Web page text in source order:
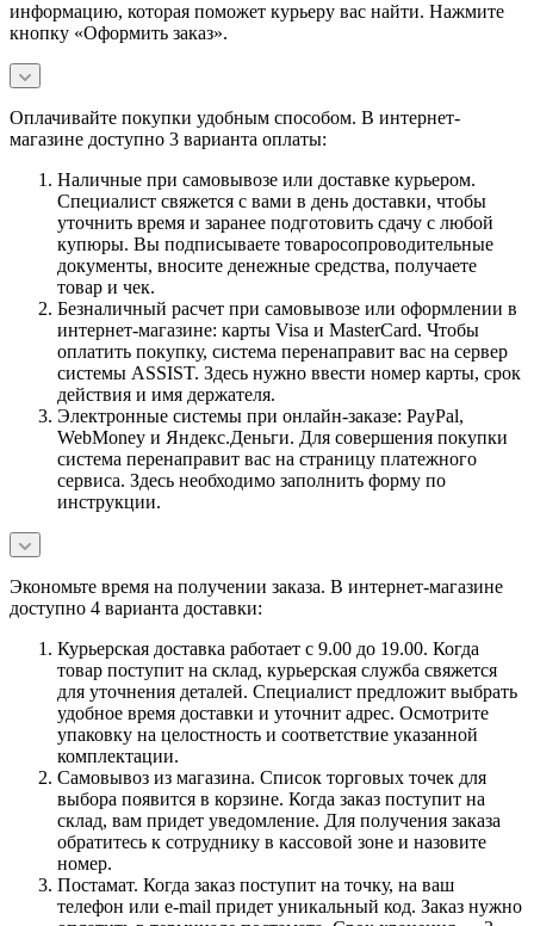
информацию, которая поможет курьеру вас найти. Нажмите
кнопку «Оформить заказ».
Оплачивайте покупки удобным способом. В интернет-
магазине доступно 3 варианта оплаты:
Наличные при самовывозе или доставке курьером.
Специалист свяжется с вами в день доставки, чтобы
уточнить время и заранее подготовить сдачу с любой
купюры. Вы подписываете товаросопроводительные
документы, вносите денежные средства, получаете
товар и чек.
Безналичный расчет при самовывозе или оформлении в
интернет-магазине: карты Visa и MasterCard. Чтобы
оплатить покупку, система перенаправит вас на сервер
системы ASSIST. Здесь нужно ввести номер карты, срок
действия и имя держателя.
Электронные системы при онлайн-заказе: PayPal,
WebMoney и Яндекс.Деньги. Для совершения покупки
система перенаправит вас на страницу платежного
сервиса. Здесь необходимо заполнить форму по
инструкции.
Экономьте время на получении заказа. В интернет-магазине
доступно 4 варианта доставки:
Курьерская доставка работает с 9.00 до 19.00. Когда
товар поступит на склад, курьерская служба свяжется
для уточнения деталей. Специалист предложит выбрать
удобное время доставки и уточнит адрес. Осмотрите
упаковку на целостность и соответствие указанной
комплектации.
Самовывоз из магазина. Список торговых точек для
выбора появится в корзине. Когда заказ поступит на
склад, вам придет уведомление. Для получения заказа
обратитесь к сотруднику в кассовой зоне и назовите
номер.
Постамат. Когда заказ поступит на точку, на ваш
телефон или e-mail придет уникальный код. Заказ нужно